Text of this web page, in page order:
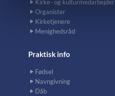
Kirke- og kulturmedarbejder
Organister
Kirketjenere
Menighedsråd
Praktisk info
Fødsel
Navngivning
Dåb